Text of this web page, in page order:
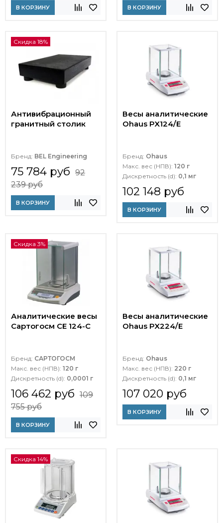
В КОРЗИНУ В КОРЗИНУ
Скидка 18%
Антивибрационный
гранитный столик
Бренд: BEL Engineering
75 784 руб 92
239 руб
В КОРЗИНУ
Весы аналитические
Ohaus PX124/E
Бренд: Ohaus
Макс. вес (НПВ): 120 г
Дискретность (d): 0,1 мг
102 148 руб
В КОРЗИНУ
Скидка 3%
Аналитические весы
Сартогосм СЕ 124-С
Бренд: САРТОГОСМ
Макс. вес (НПВ): 120 г
Дискретность (d): 0,0001 г
106 462 руб 109
755 руб
В КОРЗИНУ
Весы аналитические
Ohaus PX224/E
Бренд: Ohaus
Макс. вес (НПВ): 220 г
Дискретность (d): 0,1 мг
107 020 руб
В КОРЗИНУ
Скидка 14%